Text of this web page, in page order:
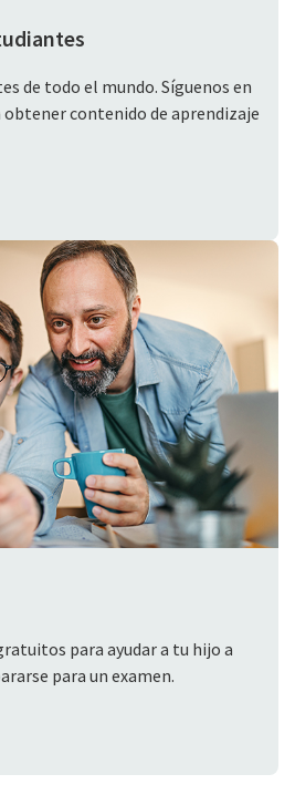
de todo el mundo. Síguenos en
obtener contenido de aprendizaje
para ayudar a tu hijo a
para un examen.